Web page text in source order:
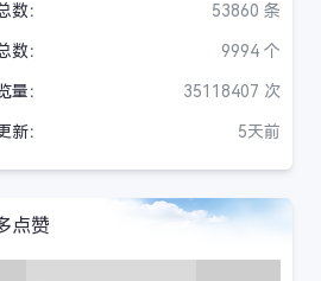
数： 53860 条
数： 9994 个
量： 35118407 次
新： 5天前
点赞